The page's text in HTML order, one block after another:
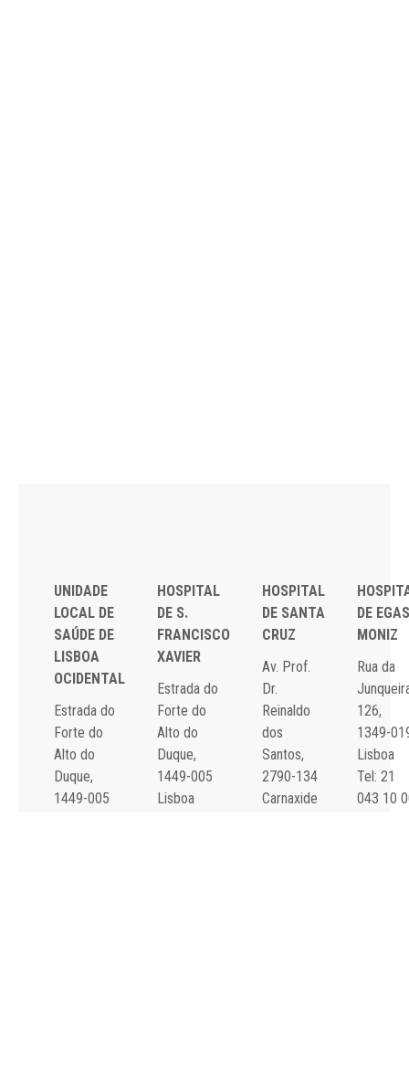
UNIDADE
LOCAL DE
SAÚDE DE
LISBOA
OCIDENTAL
Estrada do
Forte do
Alto do
Duque,
1449-005
HOSPITAL
DE S.
FRANCISCO
XAVIER
Estrada do
Forte do
Alto do
Duque,
1449-005
Lisboa
HOSPITAL
DE SANTA
CRUZ
Av. Prof.
Dr.
Reinaldo
dos
Santos,
2790-134
Carnaxide
DE EGAS
MONIZ
Rua da
126,
1349-
Lisboa
Tel: 21
043 10